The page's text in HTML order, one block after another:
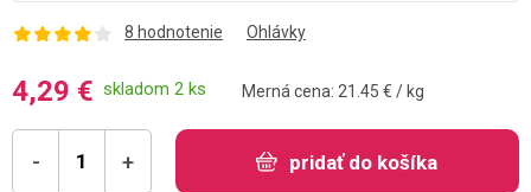
8 hodnotenie Ohlávky
4,29 € skladom 2 ks Merná cena: 21.45 € / kg
- + pridať do košíka